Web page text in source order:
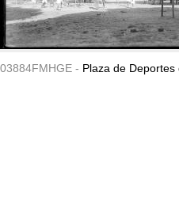
03884FMHGE - Plaza de Deportes